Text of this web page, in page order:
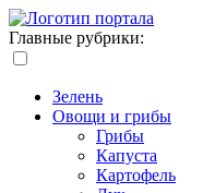
Главные рубрики:
Зелень
Овощи и грибы
Грибы
Капуста
Картофель